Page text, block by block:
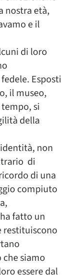
nostra età,
e il
di loro
Esposti
il museo,
si
della
non
di
di una
compiuto
fatto un
restituiscono
siamo
essere dal